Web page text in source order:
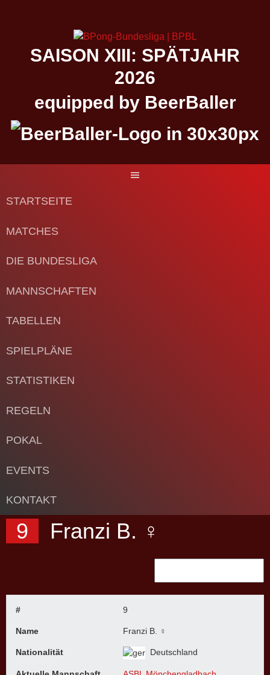
SAISON XIII: SPÄTJAHR
2026
equipped by BeerBaller
STARTSEITE
MATCHES
DIE BUNDESLIGA
MANNSCHAFTEN
TABELLEN
SPIELPLÄNE
STATISTIKEN
REGELN
POKAL
EVENTS
KONTAKT
9 Franzi B. ♀
# 9
Name Franzi B. ♀
Nationalität Deutschland